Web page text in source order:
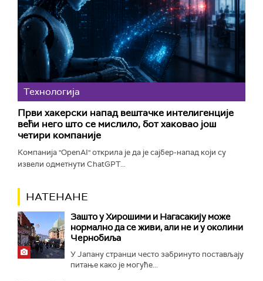
Технологијa
Први хакерски напад вештачке интелигенције
већи него што се мислило, бот хаковао још
четири компаније
Компанија "OpenAI" открила је да је сајбер-напад који су
извели одметнути ChatGPT...
НАТЕНАНЕ
Зашто у Хирошими и Нагасакију може
нормално да се живи, али не и у околини
Чернобиља
У Јапану странци често забринуто постављају
питање како је могуће...